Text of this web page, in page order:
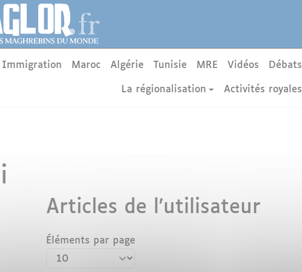
Immigration Maroc Algérie Tunisie MRE Vidéos Débats
La régionalisation Activités royales
Articles de l’utilisateur
Éléments par page